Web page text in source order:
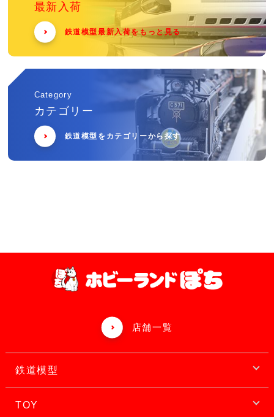
最新入荷
鉄道模型最新入荷をもっと見る
Category
カテゴリー
鉄道模型をカテゴリーから探す
店舗一覧
鉄道模型
TOY